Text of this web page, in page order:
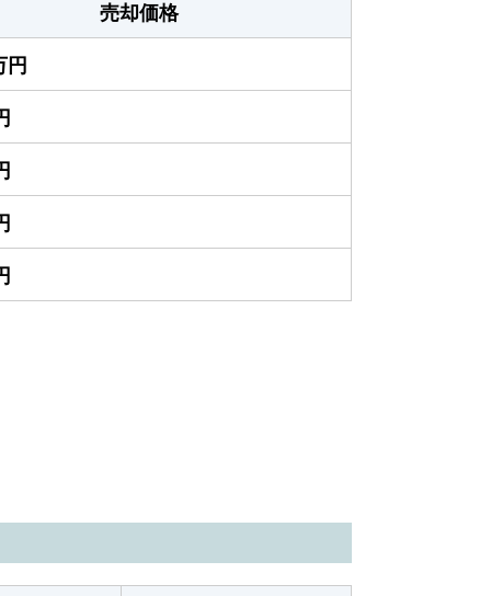
売却価格
円